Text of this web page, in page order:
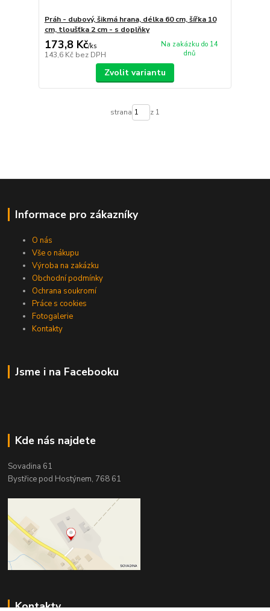
Práh - dubový, šikmá hrana, délka 60 cm, šířka 10
cm, tloušťka 2 cm - s doplňky
173,8 Kč/ks
143,6 Kč bez DPH
Na zakázku do 14
dnů
Zvolit variantu
strana z 1
Informace pro zákazníky
O nás
Vše o nákupu
Výroba na zakázku
Obchodní podmínky
Ochrana soukromí
Práce s cookies
Fotogalerie
Kontakty
Jsme i na Facebooku
Kde nás najdete
Sovadina 61
Bystřice pod Hostýnem, 768 61
Kontakty